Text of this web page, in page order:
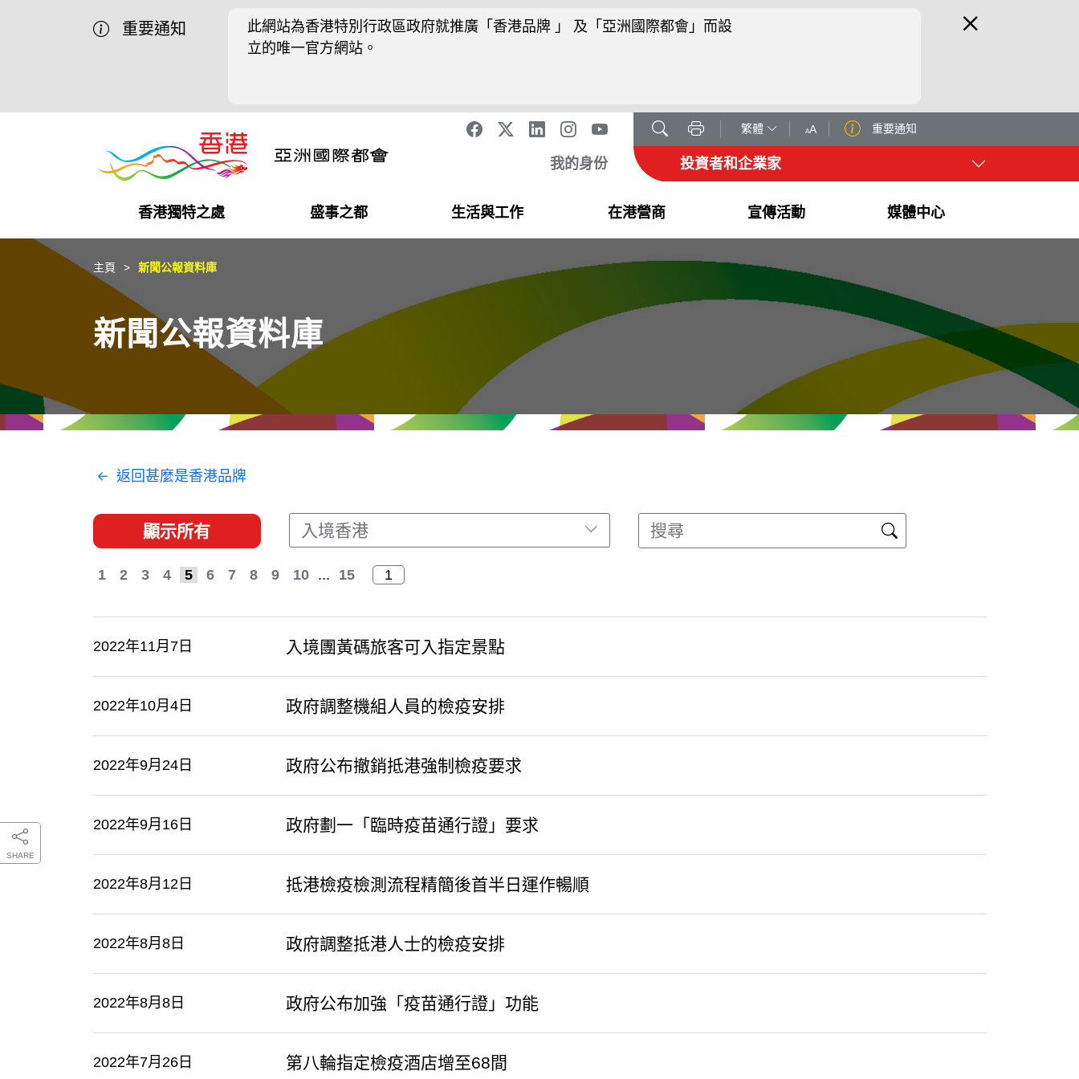
重要通知
此網站為香港特別行政區政府就推廣「香港品牌 」 及「亞洲國際都會」而設
立的唯一官方網站。
繁體 AA 重要通知
我的身份 投資者和企業家
香港獨特之處
營商機會
獨特優勢
盛事之都
盛事之都
最新活動精選
生活與工作
在港工作
都會生活
在港營商
在港創業
初創企業
宣傳活動
推廣香港@中國內地
推廣香港@中東
推廣香港@粵港澳大灣區
媒體中心
最新資訊
媒體資訊
SHARE
主頁 新聞公報資料庫
新聞公報資料庫
返回甚麼是香港品牌
顯示所有 入境香港
1 2 3 4 5 6 7 8 9 10 ... 15
2022年11月7日 入境團黃碼旅客可入指定景點
2022年10月4日 政府調整機組人員的檢疫安排
2022年9月24日 政府公布撤銷抵港強制檢疫要求
2022年9月16日 政府劃一「臨時疫苗通行證」要求
2022年8月12日 抵港檢疫檢測流程精簡後首半日運作暢順
2022年8月8日 政府調整抵港人士的檢疫安排
2022年8月8日 政府公布加強「疫苗通行證」功能
2022年7月26日 第八輪指定檢疫酒店增至68間